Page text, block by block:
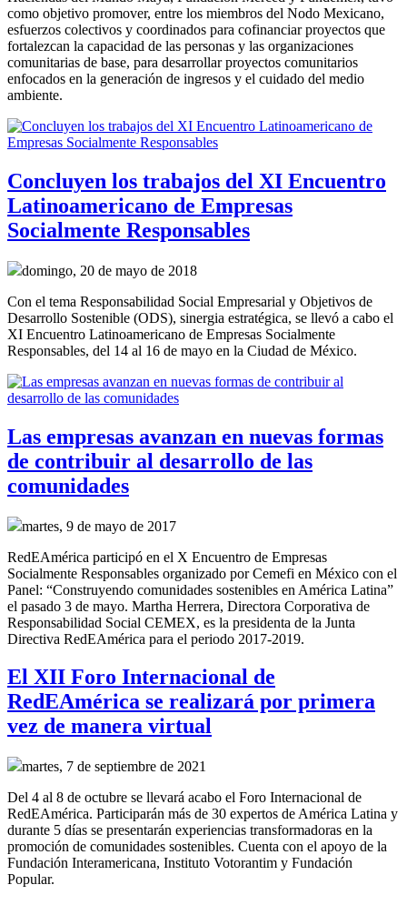
como objetivo promover, entre los miembros del Nodo Mexicano,
esfuerzos colectivos y coordinados para cofinanciar proyectos que
fortalezcan la capacidad de las personas y las organizaciones
comunitarias de base, para desarrollar proyectos comunitarios
enfocados en la generación de ingresos y el cuidado del medio
ambiente.
Concluyen los trabajos del XI Encuentro
Latinoamericano de Empresas
Socialmente Responsables
domingo, 20 de mayo de 2018
Con el tema Responsabilidad Social Empresarial y Objetivos de
Desarrollo Sostenible (ODS), sinergia estratégica, se llevó a cabo el
XI Encuentro Latinoamericano de Empresas Socialmente
Responsables, del 14 al 16 de mayo en la Ciudad de México.
Las empresas avanzan en nuevas formas
de contribuir al desarrollo de las
comunidades
martes, 9 de mayo de 2017
RedEAmérica participó en el X Encuentro de Empresas
Socialmente Responsables organizado por Cemefi en México con el
Panel: “Construyendo comunidades sostenibles en América Latina”
el pasado 3 de mayo. Martha Herrera, Directora Corporativa de
Responsabilidad Social CEMEX, es la presidenta de la Junta
Directiva RedEAmérica para el periodo 2017-2019.
El XII Foro Internacional de
RedEAmérica se realizará por primera
vez de manera virtual
martes, 7 de septiembre de 2021
Del 4 al 8 de octubre se llevará acabo el Foro Internacional de
RedEAmérica. Participarán más de 30 expertos de América Latina y
durante 5 días se presentarán experiencias transformadoras en la
promoción de comunidades sostenibles. Cuenta con el apoyo de la
Fundación Interamericana, Instituto Votorantim y Fundación
Popular.